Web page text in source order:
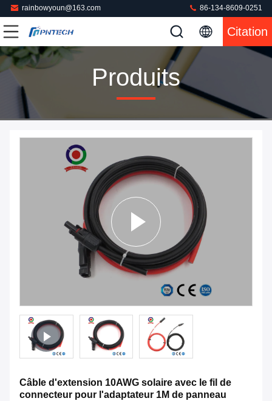
rainbowyoun@163.com 86-134-8609-0251
Citation
Produits
Câble d'extension 10AWG solaire avec le fil de
connecteur pour l'adaptateur 1M de panneau